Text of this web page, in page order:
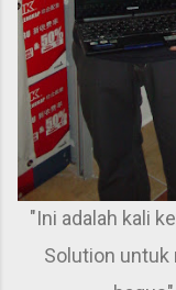
"Ini adalah kali
Solution untuk